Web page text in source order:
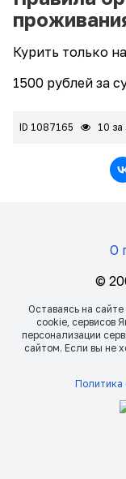
Курить только
1500 рублей за
ID 1087165 10 за
О
©
Оставаясь на
сookie, сервисов
персонализации
сайтом. Если вы не
Политика